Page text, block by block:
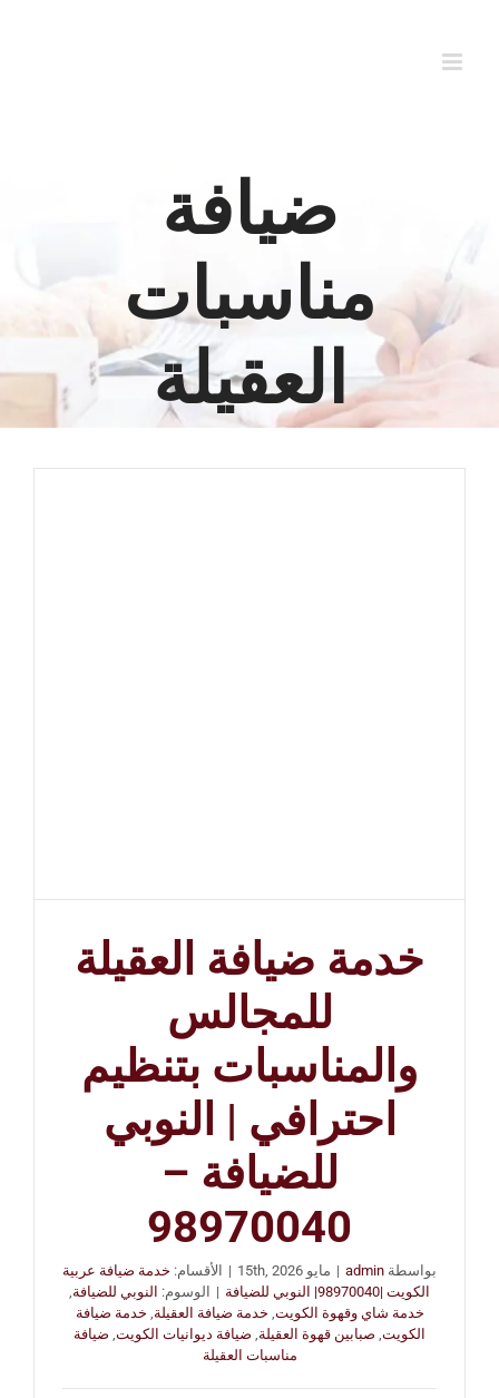
ضيافة
مناسبات
العقيلة
خدمة ضيافة العقيلة
للمجالس
والمناسبات بتنظيم
احترافي | النوبي
للضيافة –
98970040
بواسطة admin
| مايو 15th, 2026 | الأقسام: خدمة ضيافة عربية
الكويت |98970040| النوبي للضيافة
| الوسوم: النوبي للضيافة
خدمة شاي وقهوة الكويت خدمة ضيافة العقيلة خدمة ضيافة
الكويت صبابين قهوة العقيلة ضيافة ديوانيات الكويت ضيافة
مناسبات العقيلة